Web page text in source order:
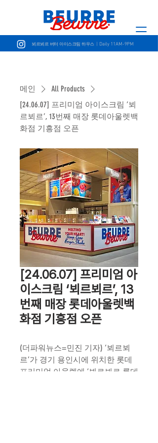
뵈르뵈르 버터 아이스크림 하우스| Daily 11AM-9PM
메인
All Products
[24.06.07] 프리미엄 아이스크림 ‘뵈
르뵈르’, 13번째 매장 롯데아울렛백
화점 기흥점 오픈
[24.06.07] 프리미엄 아
이스크림 ‘뵈르뵈르’, 13
번째 매장 롯데아울렛백
화점 기흥점 오픈
(더파워뉴스=민진 기자) ‘뵈르뵈
르’가 경기 용인시에 위치한 롯데
프리미엄 아울렛에 ‘뵈르뵈르 롯데